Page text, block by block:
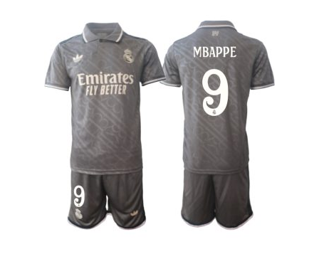
varianter.
De
olika
alternativen
kan
väljas
produktsidan